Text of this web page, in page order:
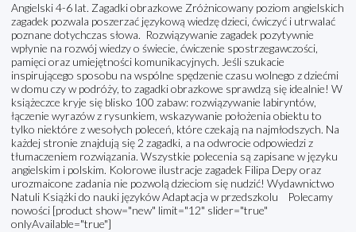
Angielski 4-6 lat. Zagadki obrazkowe Zróżnicowany poziom angielskich
zagadek pozwala poszerzać językową wiedzę dzieci, ćwiczyć i utrwalać
poznane dotychczas słowa. Rozwiązywanie zagadek pozytywnie
wpłynie na rozwój wiedzy o świecie, ćwiczenie spostrzegawczości,
pamięci oraz umiejętności komunikacyjnych. Jeśli szukacie
inspirującego sposobu na wspólne spędzenie czasu wolnego z dziećmi
w domu czy w podróży, to zagadki obrazkowe sprawdzą się idealnie! W
książeczce kryje się blisko 100 zabaw: rozwiązywanie labiryntów,
łączenie wyrazów z rysunkiem, wskazywanie położenia obiektu to
tylko niektóre z wesołych poleceń, które czekają na najmłodszych. Na
każdej stronie znajdują się 2 zagadki, a na odwrocie odpowiedzi z
tłumaczeniem rozwiązania. Wszystkie polecenia są zapisane w języku
angielskim i polskim. Kolorowe ilustracje zagadek Filipa Depy oraz
urozmaicone zadania nie pozwolą dzieciom się nudzić! Wydawnictwo
Natuli Książki do nauki języków Adaptacja w przedszkolu Polecamy
nowości [product show="new" limit="12" slider="true"
onlyAvailable="true"]